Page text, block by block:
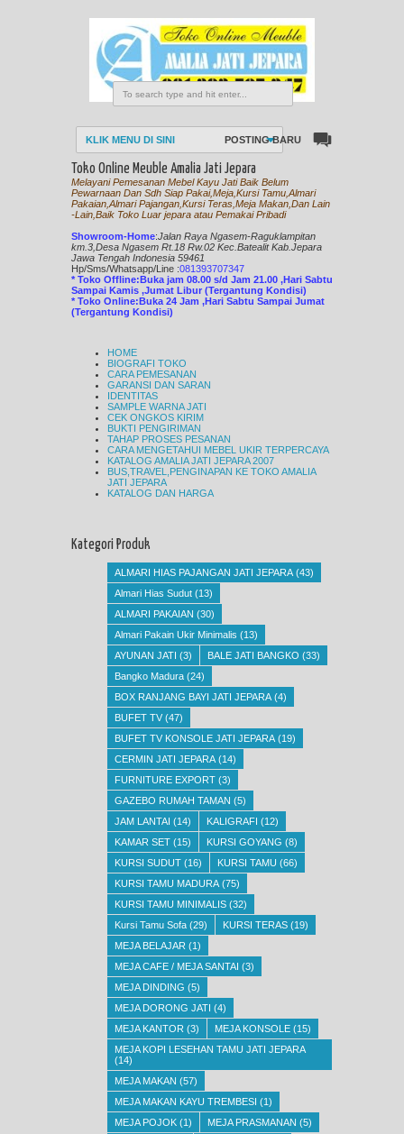
KLIK MENU DI SINI POSTING BARU
Toko Online Meuble Amalia Jati Jepara
Melayani Pemesanan Mebel Kayu Jati Baik Belum
Pewarnaan Dan Sdh Siap Pakai,Meja,Kursi Tamu,Almari
Pakaian,Almari Pajangan,Kursi Teras,Meja Makan,Dan Lain
-Lain,Baik Toko Luar jepara atau Pemakai Pribadi
Showroom-Home:Jalan Raya Ngasem-Raguklampitan
km.3,Desa Ngasem Rt.18 Rw.02 Kec.Batealit Kab.Jepara
Jawa Tengah Indonesia 59461
Hp/Sms/Whatsapp/Line :081393707347
* Toko Offline:Buka jam 08.00 s/d Jam 21.00 ,Hari Sabtu
Sampai Kamis ,Jumat Libur (Tergantung Kondisi)
* Toko Online:Buka 24 Jam ,Hari Sabtu Sampai Jumat
(Tergantung Kondisi)
HOME
BIOGRAFI TOKO
CARA PEMESANAN
GARANSI DAN SARAN
IDENTITAS
SAMPLE WARNA JATI
CEK ONGKOS KIRIM
BUKTI PENGIRIMAN
TAHAP PROSES PESANAN
CARA MENGETAHUI MEBEL UKIR TERPERCAYA
KATALOG AMALIA JATI JEPARA 2007
BUS,TRAVEL,PENGINAPAN KE TOKO AMALIA
JATI JEPARA
KATALOG DAN HARGA
Kategori Produk
ALMARI HIAS PAJANGAN JATI JEPARA (43)
Almari Hias Sudut (13)
ALMARI PAKAIAN (30)
Almari Pakain Ukir Minimalis (13)
AYUNAN JATI (3) BALE JATI BANGKO (33)
Bangko Madura (24)
BOX RANJANG BAYI JATI JEPARA (4)
BUFET TV (47)
BUFET TV KONSOLE JATI JEPARA (19)
CERMIN JATI JEPARA (14)
FURNITURE EXPORT (3)
GAZEBO RUMAH TAMAN (5)
JAM LANTAI (14) KALIGRAFI (12)
KAMAR SET (15) KURSI GOYANG (8)
KURSI SUDUT (16) KURSI TAMU (66)
KURSI TAMU MADURA (75)
KURSI TAMU MINIMALIS (32)
Kursi Tamu Sofa (29) KURSI TERAS (19)
MEJA BELAJAR (1)
MEJA CAFE / MEJA SANTAI (3)
MEJA DINDING (5)
MEJA DORONG JATI (4)
MEJA KANTOR (3) MEJA KONSOLE (15)
MEJA KOPI LESEHAN TAMU JATI JEPARA
(14)
MEJA MAKAN (57)
MEJA MAKAN KAYU TREMBESI (1)
MEJA POJOK (1) MEJA PRASMANAN (5)